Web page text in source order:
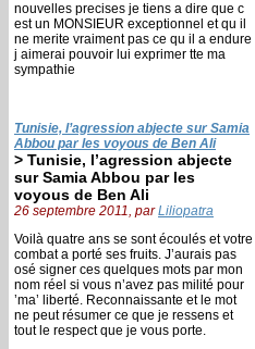
nouvelles precises je tiens a dire que c
est un MONSIEUR exceptionnel et qu il
ne merite vraiment pas ce qu il a endure
j aimerai pouvoir lui exprimer tte ma
sympathie
Tunisie, l’agression abjecte sur Samia
Abbou par les voyous de Ben Ali
> Tunisie, l’agression abjecte
sur Samia Abbou par les
voyous de Ben Ali
26 septembre 2011, parLiliopatra
Voilà quatre ans se sont écoulés et votre
combat a porté ses fruits. J’aurais pas
osé signer ces quelques mots par mon
nom réel si vous n’avez pas milité pour
’ma’ liberté. Reconnaissante et le mot
ne peut résumer ce que je ressens et
tout le respect que je vous porte.